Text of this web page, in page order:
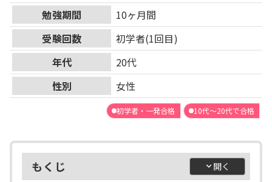
勉強期間
10ヶ月間
受験回数
初学者(1回目)
年代
20代
性別
女性
初学者・一発合格 10代～20代で合格
もくじ